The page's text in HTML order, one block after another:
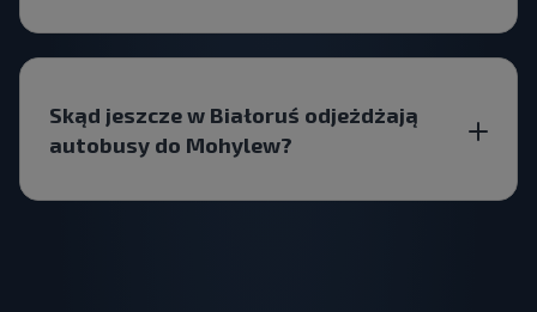
Skąd jeszcze w Białoruś odjeżdżają
autobusy do Mohylew?